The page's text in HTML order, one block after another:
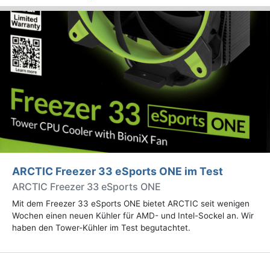
ARCTIC Freezer 33 eSports ONE im Test
ARCTIC Freezer 33 eSports ONE
Mit dem Freezer 33 eSports ONE bietet ARCTIC seit wenigen
Wochen einen neuen Kühler für AMD- und Intel-Sockel an. Wir
haben den Tower-Kühler im Test begutachtet.